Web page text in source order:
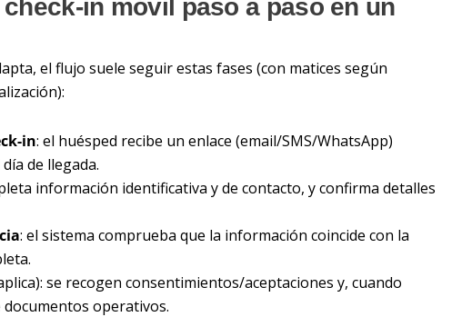
in móvil paso a paso en un
el flujo suele seguir estas fases (con matices según
in: el huésped recibe un enlace (email/SMS/WhatsApp)
de llegada.
información identificativa y de contacto, y confirma detalles
: el sistema comprueba que la información coincide con la
se recogen consentimientos/aceptaciones y, cuando
operativos.